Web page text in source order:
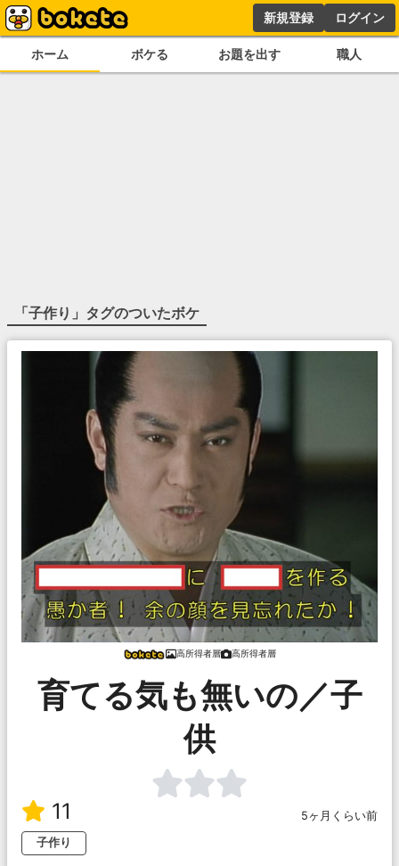
新規登録 ログイン
ホーム ボケる お題を出す 職人
「子作り 」タグのついたボケ
高所得者層 高所得者層
育てる気も無いの／子
供
11
5ヶ月くらい前
子作り